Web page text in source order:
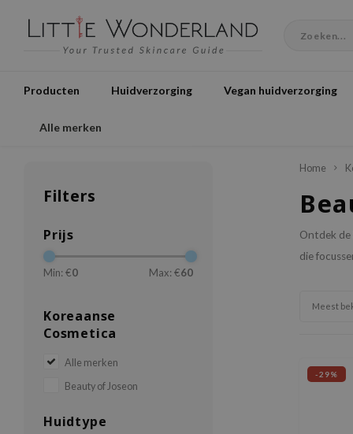
Producten Huidverzorging Vegan huidverzorging
Alle merken
Filters
Prijs
Min: €0 Max: €60
Koreaanse
Cosmetica
Alle merken
Beauty of Joseon
Huidtype
Home
Ontdek de
die
Meest
-29%